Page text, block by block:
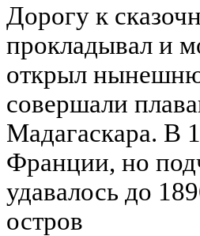
Дорогу к
прокладывал и
открыл
совершали
Мадагаскара. В
Франции, но
удавалось до
остров